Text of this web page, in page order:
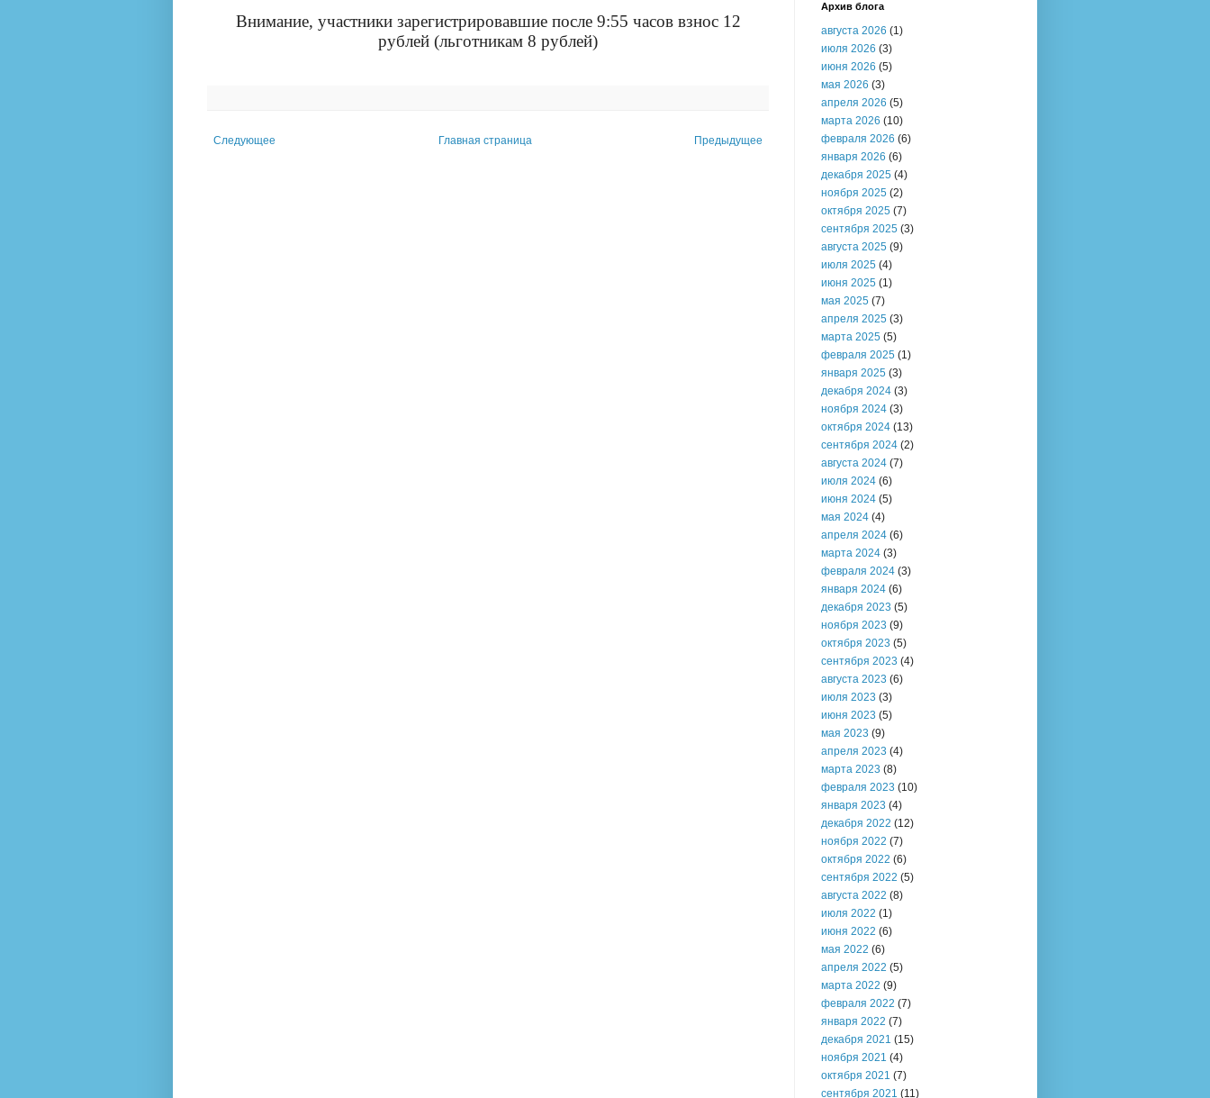
Внимание, участники зарегистрировавшие после 9:55 часов взнос 12
рублей (льготникам 8 рублей)
Следующее Предыдущее
Главная страница
Архив блога
августа 2026 (1)
июля 2026 (3)
июня 2026 (5)
мая 2026 (3)
апреля 2026 (5)
марта 2026 (10)
февраля 2026 (6)
января 2026 (6)
декабря 2025 (4)
ноября 2025 (2)
октября 2025 (7)
сентября 2025 (3)
августа 2025 (9)
июля 2025 (4)
июня 2025 (1)
мая 2025 (7)
апреля 2025 (3)
марта 2025 (5)
февраля 2025 (1)
января 2025 (3)
декабря 2024 (3)
ноября 2024 (3)
октября 2024 (13)
сентября 2024 (2)
августа 2024 (7)
июля 2024 (6)
июня 2024 (5)
мая 2024 (4)
апреля 2024 (6)
марта 2024 (3)
февраля 2024 (3)
января 2024 (6)
декабря 2023 (5)
ноября 2023 (9)
октября 2023 (5)
сентября 2023 (4)
августа 2023 (6)
июля 2023 (3)
июня 2023 (5)
мая 2023 (9)
апреля 2023 (4)
марта 2023 (8)
февраля 2023 (10)
января 2023 (4)
декабря 2022 (12)
ноября 2022 (7)
октября 2022 (6)
сентября 2022 (5)
августа 2022 (8)
июля 2022 (1)
июня 2022 (6)
мая 2022 (6)
апреля 2022 (5)
марта 2022 (9)
февраля 2022 (7)
января 2022 (7)
декабря 2021 (15)
ноября 2021 (4)
октября 2021 (7)
сентября 2021 (11)